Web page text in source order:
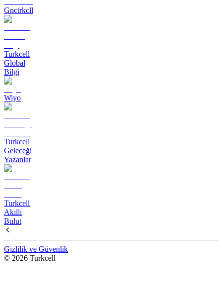
Gnctrkcll
Turkcell
Global
Bilgi
Wiyo
Turkcell
Geleceği
Yazanlar
Turkcell
Akıllı
Bulut
Gizlilik ve Güvenlik
© 2026 Turkcell